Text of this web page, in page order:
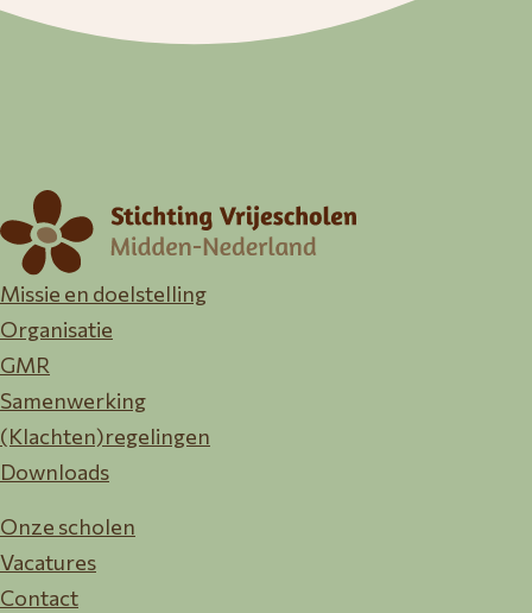
Missie en doelstelling
Organisatie
GMR
Samenwerking
(Klachten)regelingen
Downloads
Onze scholen
Vacatures
Contact